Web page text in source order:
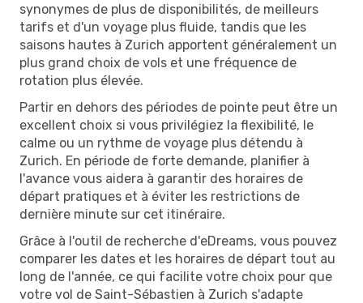
synonymes de plus de disponibilités, de meilleurs
tarifs et d'un voyage plus fluide, tandis que les
saisons hautes à Zurich apportent généralement un
plus grand choix de vols et une fréquence de
rotation plus élevée.
Partir en dehors des périodes de pointe peut être un
excellent choix si vous privilégiez la flexibilité, le
calme ou un rythme de voyage plus détendu à
Zurich. En période de forte demande, planifier à
l'avance vous aidera à garantir des horaires de
départ pratiques et à éviter les restrictions de
dernière minute sur cet itinéraire.
Grâce à l'outil de recherche d'eDreams, vous pouvez
comparer les dates et les horaires de départ tout au
long de l'année, ce qui facilite votre choix pour que
votre vol de Saint-Sébastien à Zurich s'adapte